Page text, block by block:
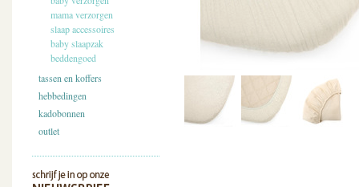
mama verzorgen
slaap accessoires
baby slaapzak
beddengoed
tassen en koffers
hebbedingen
kadobonnen
outlet